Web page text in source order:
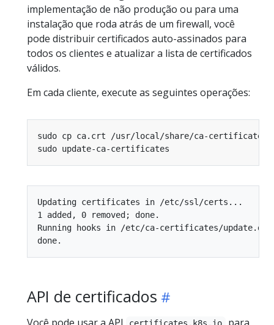
implementação de não produção ou para uma
instalação que roda atrás de um firewall, você
pode distribuir certificados auto-assinados para
todos os clientes e atualizar a lista de certificados
válidos.
Em cada cliente, execute as seguintes operações:
Updating certificates in /etc/ssl/certs...
1 added, 0 removed; done.
Running hooks in /etc/ca-certificates/
API de certificados
certificates.k8s.io